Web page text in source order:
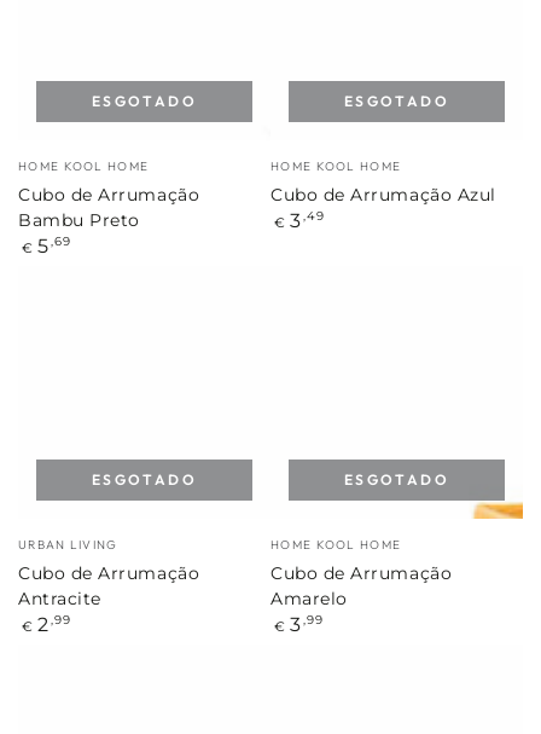
Marca:
HOME KOOL HOME
Cubo de Arrumação
Bambu Preto
Preço
€ 5 ,69
ESGOTADO
Marca:
HOME KOOL HOME
Cubo de Arrumação Azul
Preço
€ 3 ,49
ESGOTADO
Marca:
URBAN LIVING
Cubo de Arrumação
Antracite
Preço
€ 2 ,99
ESGOTADO
Marca:
HOME KOOL HOME
Cubo de Arrumação
Amarelo
Preço
€ 3 ,99
ESGOTADO